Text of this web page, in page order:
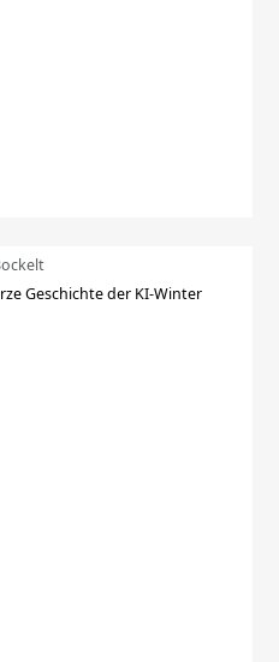
Geschichte der KI-Winter